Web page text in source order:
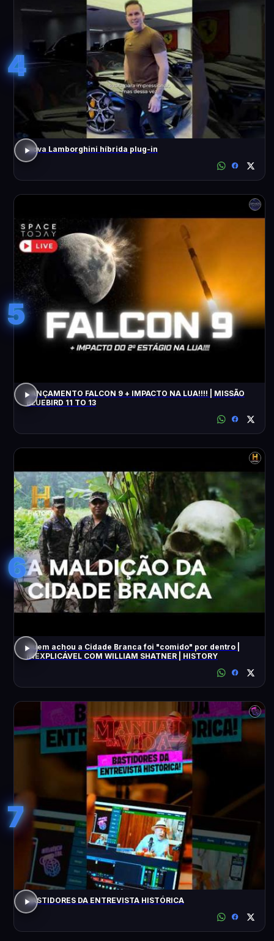
4
Nova Lamborghini híbrida plug-in
5
LANÇAMENTO FALCON 9 + IMPACTO NA LUA!!!! | MISSÃO
BLUEBIRD 11 TO 13
6
Quem achou a Cidade Branca foi "comido" por dentro |
INEXPLICÁVEL COM WILLIAM SHATNER | HISTORY
7
BASTIDORES DA ENTREVISTA HISTÓRICA